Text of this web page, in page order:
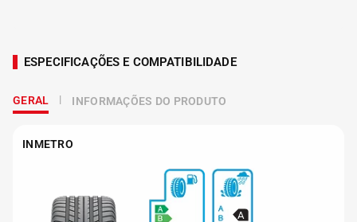
ESPECIFICAÇÕES E COMPATIBILIDADE
GERAL INFORMAÇÕES DO PRODUTO
INMETRO
A